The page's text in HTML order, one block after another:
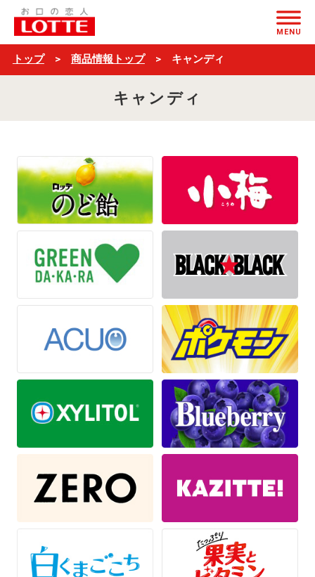
キ
ャ
ン
デ
商
一
覧
MENU
トップ 商品情報トップ キャンディ
キャンディ